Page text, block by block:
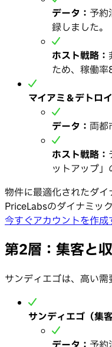
データ： 予約
録しました。
ホスト戦略：
ため、稼働率
マイアミ＆デトロ
データ： 両都
ホスト戦略：
ットアップ
物件に最適化されたダ
PriceLabsのダイナミッ
今すぐアカウントを作成
第2層：集客と
サンディエゴは、高い需
サンディエゴ（集